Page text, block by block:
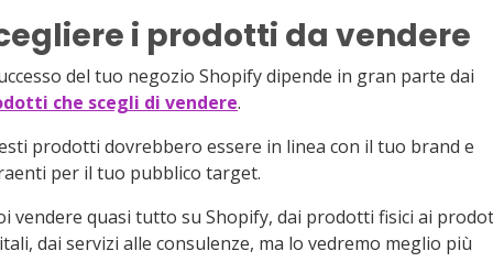
i prodotti da vendere
del tuo negozio Shopify dipende in gran parte dai
che scegli di vendere.
prodotti dovrebbero essere in linea con il tuo brand e
per il tuo pubblico target.
vendere quasi tutto su Shopify, dai prodotti fisici ai
dai servizi alle consulenze, ma lo vedremo meglio più